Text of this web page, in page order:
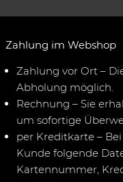
Zahlung im Webshop
Zahlung vor Ort –
Abholung möglich.
Rechnung – Sie
um sofortige
per Kreditkarte –
Kunde folgende
Kartennummer,